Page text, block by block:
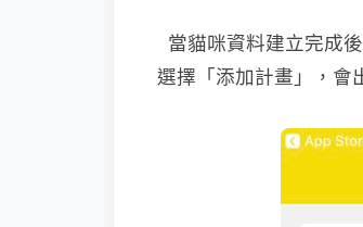
當貓咪資料建立完成
選擇「添加計畫」，會